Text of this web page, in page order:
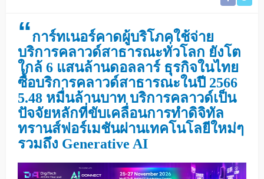
“การ์ทเนอร์คาดผู้บริโภคใช้จ่าย
บริการคลาวด์สาธารณะทั่วโลก ยังโต
ใกล้ 6 แสนล้านดอลลาร์ ธุรกิจในไทย
ซื้อบริการคลาวด์สาธารณะในปี 2566
5.48 หมื่นล้านบาท บริการคลาวด์เป็น
ปัจจัยหลักที่ขับเคลื่อนการทำดิจิทัล
ทรานส์ฟอร์เมชันผ่านเทคโนโลยีใหม่ๆ
รวมถึง Generative AI